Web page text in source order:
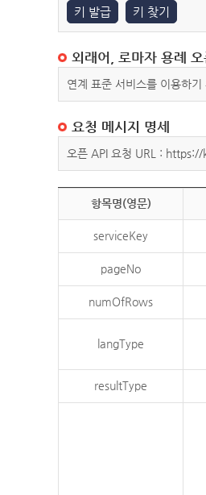
키 발급 키 찾기
외래어, 로마자 용례
연계 표준 서비스를 이용하
요청 메시지 명세
오픈 API 요청 URL :
항목명(영문)
serviceKey
pageNo
numOfRows
langType
resultType